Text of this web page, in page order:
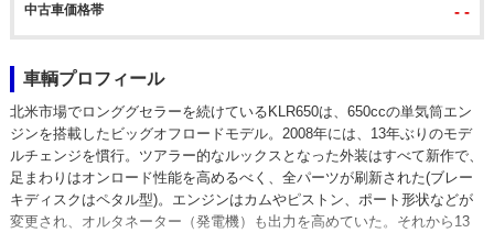
中古車価格帯 - -
車輌プロフィール
北米市場でロンググセラーを続けているKLR650は、650ccの単気筒エン
ジンを搭載したビッグオフロードモデル。2008年には、13年ぶりのモデ
ルチェンジを慣行。ツアラー的なルックスとなった外装はすべて新作で、
足まわりはオンロード性能を高めるべく、全パーツが刷新された(ブレー
キディスクはペタル型)。エンジンはカムやピストン、ポート形状などが
変更され、オルタネーター（発電機）も出力を高めていた。それから13